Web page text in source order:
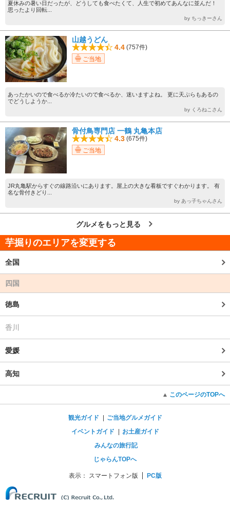
夏休みの暑い日だったが、どうしても食べたくて、人生で初めてあんなに並んだ！
思ったより回転...
by ちっきーさん
山越うどん
4.4 (757件)
ご当地
あったかいので食べるか冷たいので食べるか、迷いますよね。 更に天ぷらもあるの
でどうしようか...
by くろねこさん
骨付鳥専門店 一鶴 丸亀本店
4.3 (675件)
ご当地
JR丸亀駅からすぐの線路沿いにあります。屋上の大きな看板ですぐわかります。 有
名な骨付きどり...
by あっ子ちゃんさん
グルメをもっと見る
芋掘りのエリアを変更する
全国
四国
徳島
香川
愛媛
高知
このページのTOPへ
観光ガイド
ご当地グルメガイド
イベントガイド
お土産ガイド
みんなの旅行記
じゃらんTOPへ
表示： スマートフォン版 PC版